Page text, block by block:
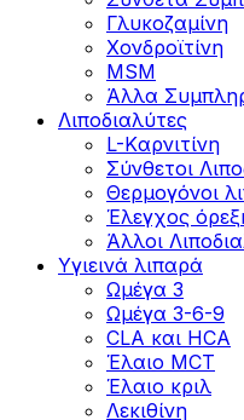
Γλυκοζαμίνη
Χονδροϊτίνη
MSM
Άλλα
Λιποδιαλύτες
L-Kαρνιτίνη
Σύνθετοι
Θερμογόνοι
Έλεγχος
Άλλοι
Υγιεινά λιπαρά
Ωμέγα 3
Ωμέγα 3-6-9
CLA και HCA
Έλαιο MCT
Έλαιο κριλ
Λεκιθίνη